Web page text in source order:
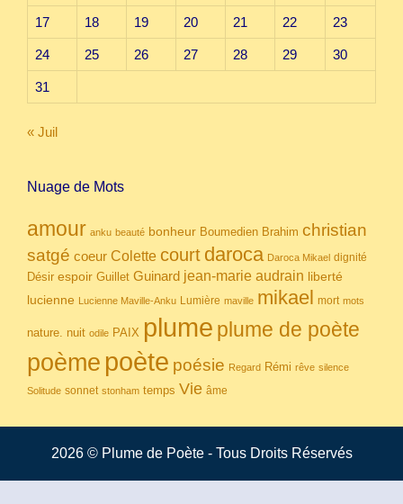
17 18 19 20 21 22 23
24 25 26 27 28 29 30
31
« Juil
Nuage de Mots
amour anku beauté bonheur Boumedien Brahim christian
satgé coeur Colette court daroca Daroca Mikael dignité
Désir espoir Guillet Guinard jean-marie audrain liberté
lucienne Lucienne Maville-Anku Lumière maville mikael mort mots
nature. nuit odile PAIX plume plume de poète
poème poète poésie Regard Rémi rêve silence
Solitude sonnet stonham temps Vie âme
2026 © Plume de Poète - Tous Droits Réservés